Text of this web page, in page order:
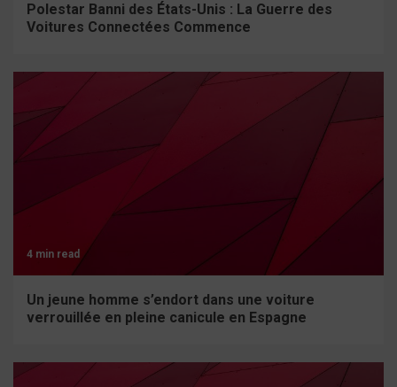
Polestar Banni des États-Unis : La Guerre des
Voitures Connectées Commence
4 min read
Un jeune homme s’endort dans une voiture
verrouillée en pleine canicule en Espagne